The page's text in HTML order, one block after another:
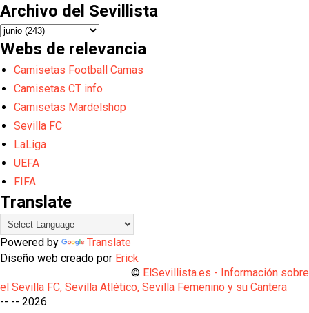
Archivo del Sevillista
Webs de relevancia
Camisetas Football Camas
Camisetas CT info
Camisetas Mardelshop
Sevilla FC
LaLiga
UEFA
FIFA
Translate
Powered by
Translate
Diseño web creado por Erick
© ElSevillista.es - Información sobre
el Sevilla FC, Sevilla Atlético, Sevilla Femenino y su Cantera
-- -- 2026